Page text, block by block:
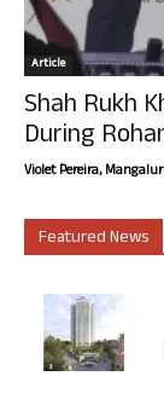
Article
Shah Rukh
During
Violet Pereira,
Featured News